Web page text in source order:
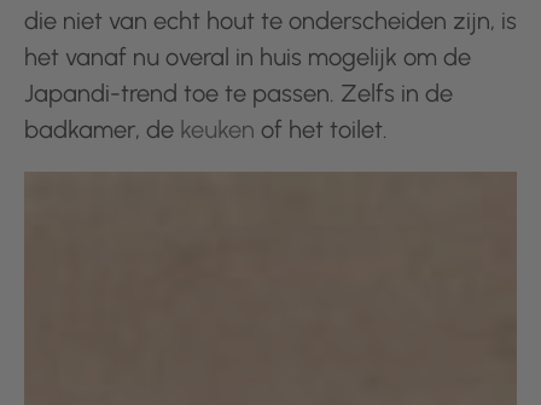
die niet van echt hout te onderscheiden zijn, is
het vanaf nu overal in huis mogelijk om de
Japandi-trend toe te passen. Zelfs in de
badkamer, de keuken of het toilet.